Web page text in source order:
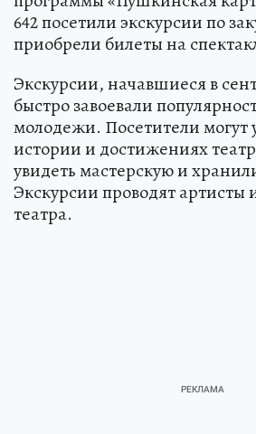
642 посетили экскурсии по
приобрели билеты на
Экскурсии, начавшиеся в
быстро завоевали
молодежи. Посетители могут
истории и достижениях
увидеть мастерскую и
Экскурсии проводят артисты
театра.